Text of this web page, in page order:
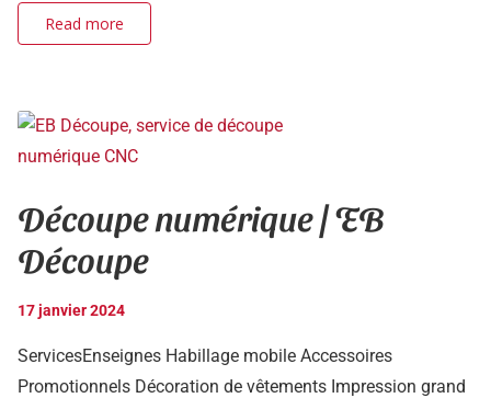
Read more
Découpe numérique | EB
Découpe
17 janvier 2024
ServicesEnseignes Habillage mobile Accessoires
Promotionnels Décoration de vêtements Impression grand